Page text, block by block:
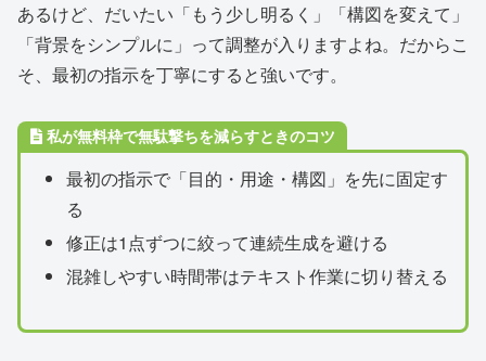
あるけど、だいたい「もう少し明るく」「構図を変えて」
「背景をシンプルに」って調整が入りますよね。だからこ
そ、最初の指示を丁寧にすると強いです。
私が無料枠で無駄撃ちを減らすときのコツ
最初の指示で「目的・用途・構図」を先に固定す
る
修正は1点ずつに絞って連続生成を避ける
混雑しやすい時間帯はテキスト作業に切り替える